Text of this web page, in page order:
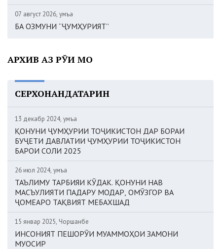
07 август 2026, Ҷумъа
БА ОЗМУНИ “ҶУМҲУРИЯТ”
АРХИВ АЗ РӮИ МОҲ
СЕРХОНАНДАТАРИН
13 декабр 2024, Ҷумъа
ҚОНУНИ ҶУМҲУРИИ ТОҶИКИСТОН ДАР БОРАИ
БУҶЕТИ ДАВЛАТИИ ҶУМҲУРИИ ТОҶИКИСТОН
БАРОИ СОЛИ 2025
26 июл 2024, Ҷумъа
ТАЪЛИМУ ТАРБИЯИ КӮДАК. ҚОНУНИ НАВ
МАСЪУЛИЯТИ ПАДАРУ МОДАР, ОМӮЗГОР ВА
ҶОМЕАРО ТАҚВИЯТ МЕБАХШАД
15 январ 2025, Чоршанбе
ИНСОНИЯТ ПЕШОРӮИ МУАММОҲОИ ЗАМОНИ
МУОСИР